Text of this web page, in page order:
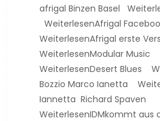
afrigal Binzen Basel
WeiterlesenAfrigal
WeiterlesenAfrigal erste
WeiterlesenModular Music
WeiterlesenDesert Blues
Bozzio Marco Ianetta
Iannetta Richard Spaven
WeiterlesenIDMkommt aus